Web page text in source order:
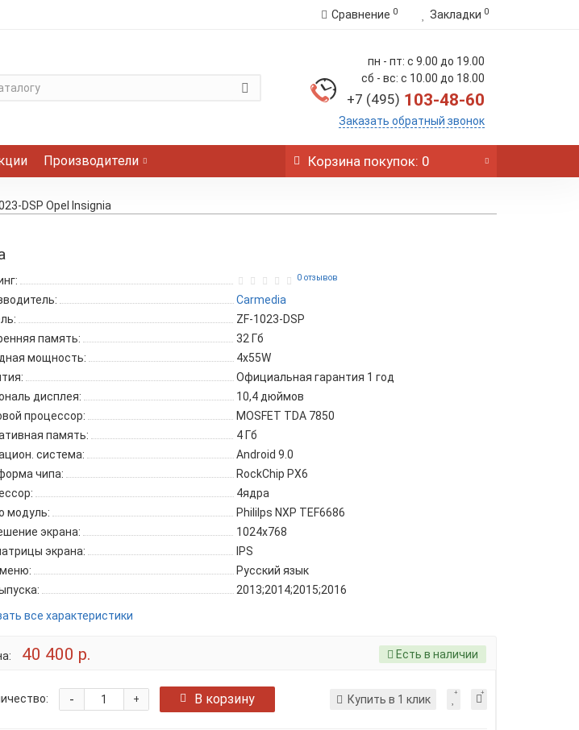
Сравнение 0 Закладки 0
пн - пт: с 9.00 до 19.00
сб - вс: с 10.00 до 18.00
+7 (495) 103-48-60
Заказать обратный звонок
Производители Корзинапокупок: 0
DSP Opel Insignia
0 отзывов
Carmedia
ZF-1023-DSP
память:
32 Гб
мощность:
4x55W
Официальная гарантия 1 год
дисплея:
10,4 дюймов
процессор:
MOSFET TDA 7850
память:
4 Гб
система:
Android 9.0
чипа:
RockChip PX6
4ядра
модуль:
Phililps NXP TEF6686
экрана:
1024x768
экрана:
IPS
Русский язык
2013;2014;2015;2016
все характеристики
40 400 р. Есть в наличии
+
- В корзину Купить в 1 клик